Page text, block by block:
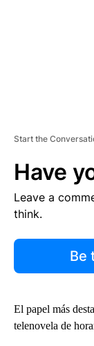
Start the
Have
Leave a
think.
Be
El papel más
telenovela de